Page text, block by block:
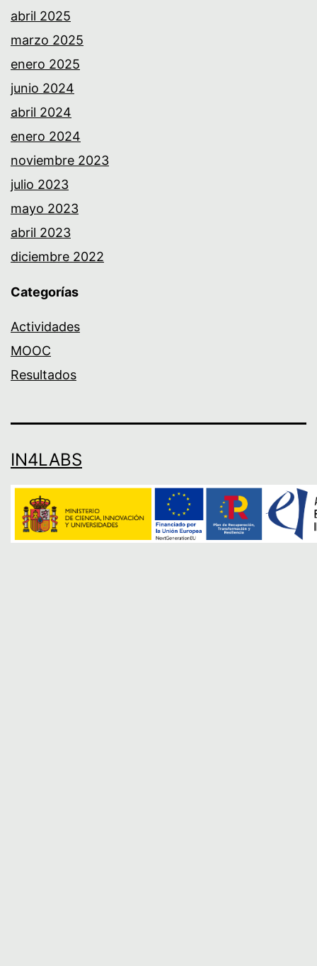
abril 2025
marzo 2025
enero 2025
junio 2024
abril 2024
enero 2024
noviembre 2023
julio 2023
mayo 2023
abril 2023
diciembre 2022
Categorías
Actividades
MOOC
Resultados
IN4LABS